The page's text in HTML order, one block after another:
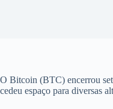
O Bitcoin (BTC) encerrou
cedeu espaço para diversas